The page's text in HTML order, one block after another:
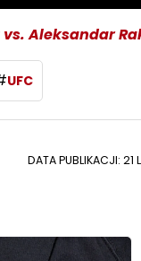
Aleksandar
UFC
DATA PUBLIKACJI: